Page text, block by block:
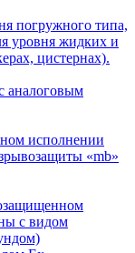
погружного типа,
уровня жидких и
цистернах).
аналоговым
исполнении
«mb»
с видом